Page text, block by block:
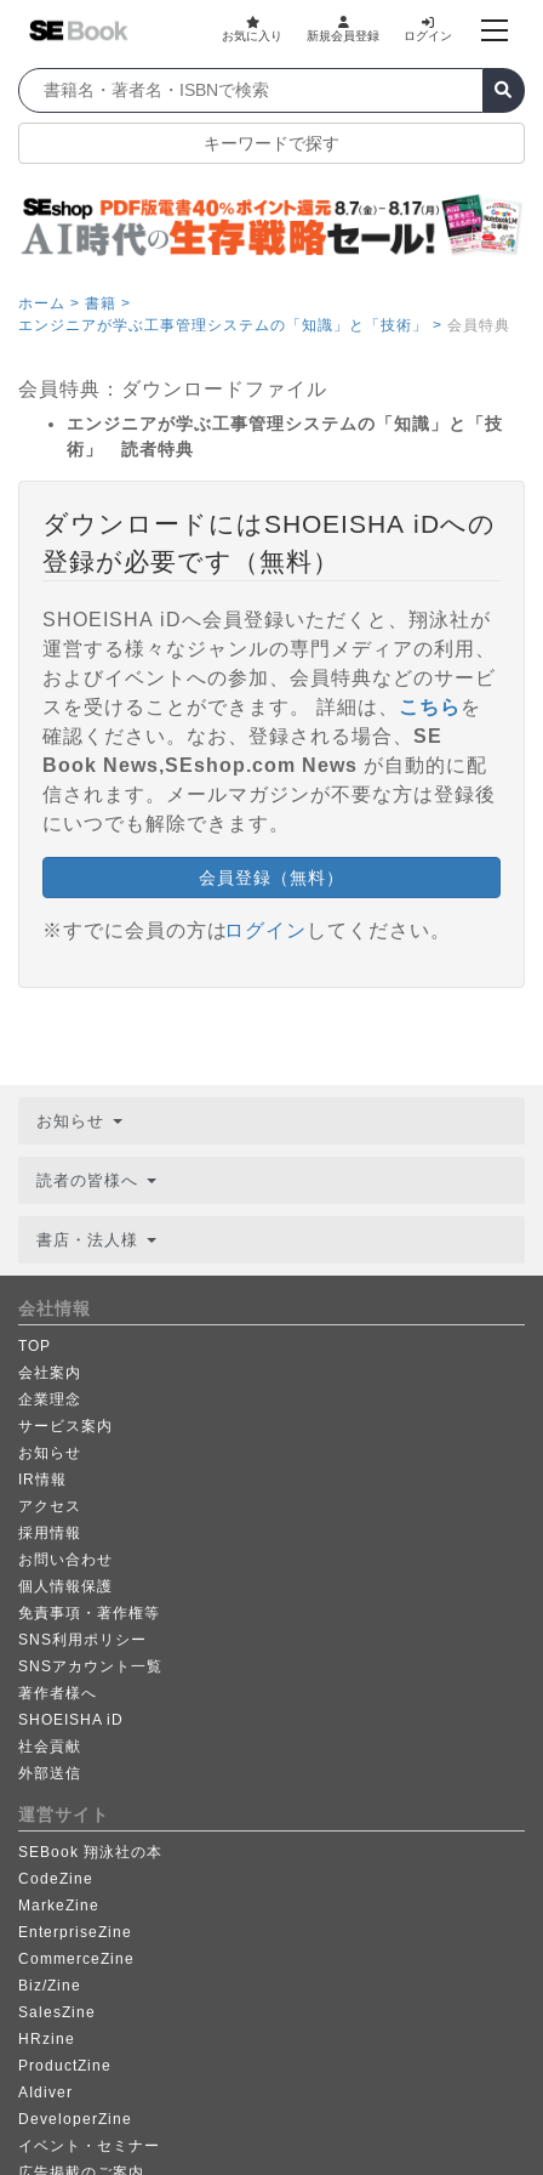
お気に入り 新規会員登録 ログイン
キーワードで探す
ホーム > 書籍 >
エンジニアが学ぶ工事管理システムの「知識」と「技術」 > 会員特典
会員特典：ダウンロードファイル
エンジニアが学ぶ工事管理システムの「知識」と「技
術」 読者特典
ダウンロードにはSHOEISHA iDへの
登録が必要です（無料）
SHOEISHA iDへ会員登録いただくと、翔泳社が
運営する様々なジャンルの専門メディアの利用、
およびイベントへの参加、会員特典などのサービ
スを受けることができます。 詳細は、
こちら を
確認ください。なお、登録される場合、 SE
Book News,SEshop.com News が自動的に配
信されます。メールマガジンが不要な方は登録後
にいつでも解除できます。
会員登録（無料）
※すでに会員の方はログイン してください。
お知らせ
読者の皆様へ
書店・法人様
会社情報
TOP
会社案内
企業理念
サービス案内
お知らせ
IR情報
アクセス
採用情報
お問い合わせ
個人情報保護
免責事項・著作権等
SNS利用ポリシー
SNSアカウント一覧
著作者様へ
SHOEISHA iD
社会貢献
外部送信
運営サイト
SEBook 翔泳社の本
CodeZine
MarkeZine
EnterpriseZine
CommerceZine
Biz/Zine
SalesZine
HRzine
ProductZine
AIdiver
DeveloperZine
イベント・セミナー